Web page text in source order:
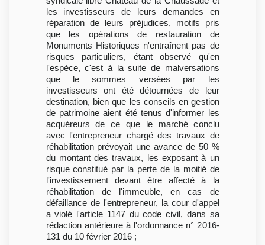
les investisseurs de leurs demandes en
réparation de leurs préjudices, motifs pris
que les opérations de restauration de
Monuments Historiques n'entraînent pas de
risques particuliers, étant observé qu'en
l'espèce, c'est à la suite de malversations
que le sommes versées par les
investisseurs ont été détournées de leur
destination, bien que les conseils en gestion
de patrimoine aient été tenus d'informer les
acquéreurs de ce que le marché conclu
avec l'entrepreneur chargé des travaux de
réhabilitation prévoyait une avance de 50 %
du montant des travaux, les exposant à un
risque constitué par la perte de la moitié de
l'investissement devant être affecté à la
réhabilitation de l'immeuble, en cas de
défaillance de l'entrepreneur, la cour d'appel
a violé l'article 1147 du code civil, dans sa
rédaction antérieure à l'ordonnance n° 2016-
131 du 10 février 2016 ;